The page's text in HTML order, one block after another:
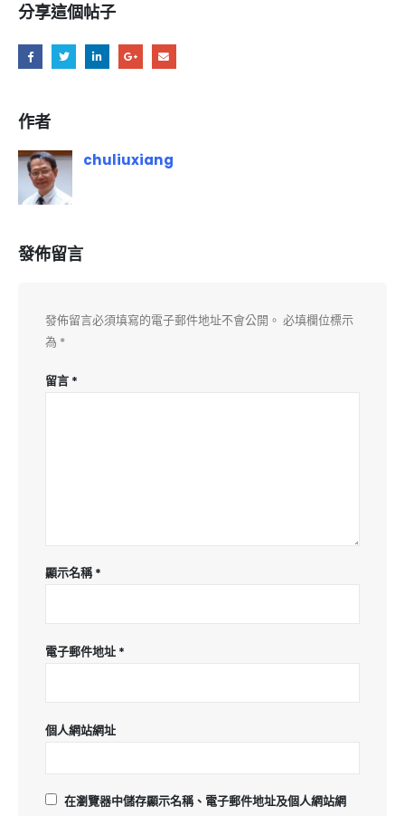
分享這個帖子
作者
chuliuxiang
發佈留言
發佈留言必須填寫的電子郵件地址不會公開。 必填欄位標示
為 *
留言 *
顯示名稱*
電子郵件地址 *
個人網站網址
在瀏覽器中儲存顯示名稱、電子郵件地址及個人網站網